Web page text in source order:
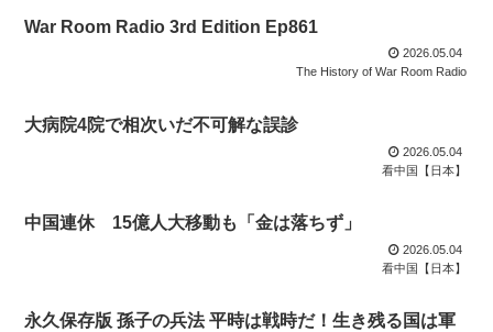
War Room Radio 3rd Edition Ep861
2026.05.04
The History of War Room Radio
大病院4院で相次いだ不可解な誤診
2026.05.04
看中国【日本】
中国連休 15億人大移動も「金は落ちず」
2026.05.04
看中国【日本】
永久保存版 孫子の兵法 平時は戦時だ！生き残る国は軍